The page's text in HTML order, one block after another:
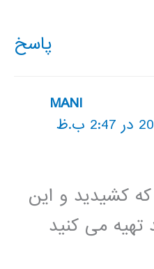
پاسخ
MANI
کشیدید و این
تهیه می کنید